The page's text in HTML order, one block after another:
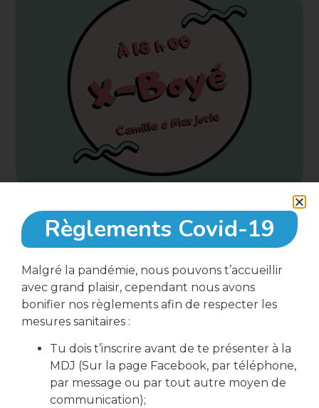
23 mai, 2023
18:00
Local Action Jeunes
Règlements Covid-19
Malgré la pandémie, nous pouvons t’accueillir
avec grand plaisir, cependant nous avons
bonifier nos règlements afin de respecter les
mesures sanitaires :
Tu dois t’inscrire avant de te présenter à la
MDJ (Sur la page Facebook, par téléphone,
par message ou par tout autre moyen de
communication);